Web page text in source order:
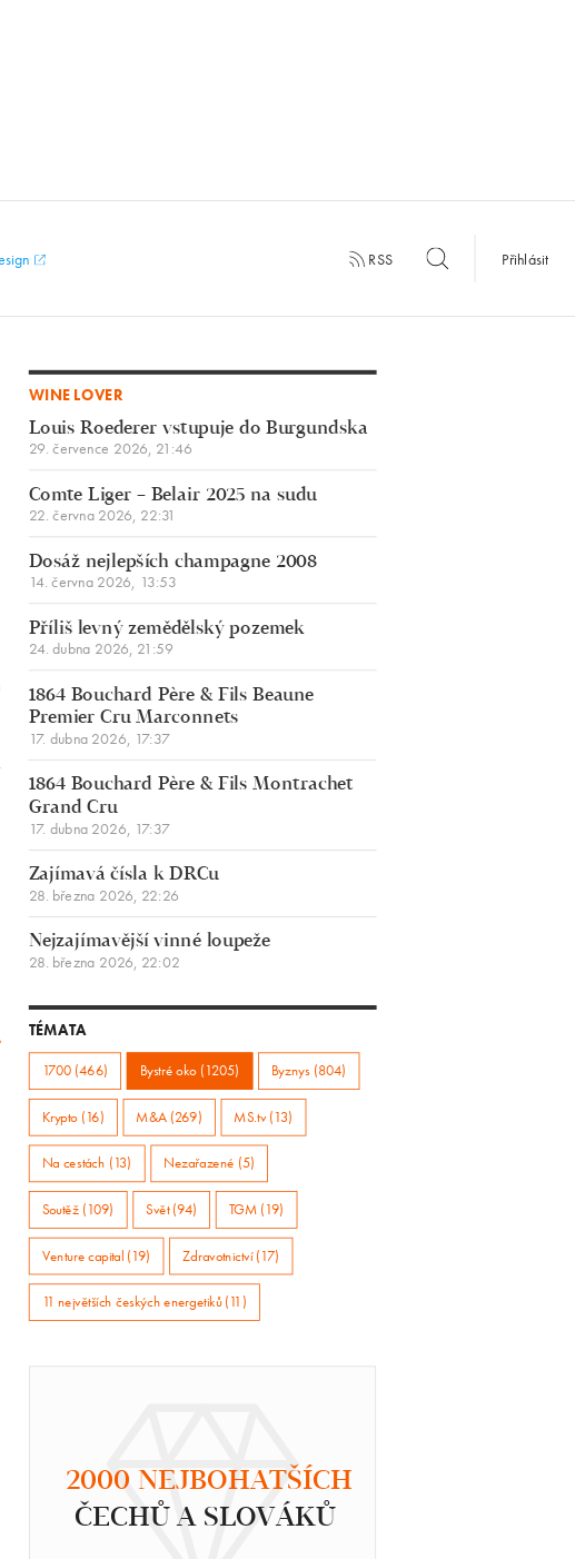
RSS Přihlásit
WINE LOVER
Louis Roederer vstupuje do Burgundska
29. července 2026, 21:46
Comte Liger – Belair 2025 na sudu
22. června 2026, 22:31
Dosáž nejlepších champagne 2008
14. června 2026, 13:53
Příliš levný zemědělský pozemek
24. dubna 2026, 21:59
1864 Bouchard Père & Fils Beaune
Premier Cru Marconnets
17. dubna 2026, 17:37
1864 Bouchard Père & Fils Montrachet
Grand Cru
17. dubna 2026, 17:37
Zajímavá čísla k DRCu
28. března 2026, 22:26
Nejzajímavější vinné loupeže
28. března 2026, 22:02
TÉMATA
1700 (466) Bystré oko (1205) Byznys (804)
Krypto (16) M&A (269) MS.tv (13)
Na cestách (13) Nezařazené (5)
Soutěž (109) Svět (94) TGM (19)
Venture capital (19) Zdravotnictví (17)
11 největších českých energetiků (11)
2000 NEJBOHATŠÍCH
ČECHŮ A SLOVÁKŮ